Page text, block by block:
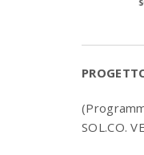
SOL.CO.